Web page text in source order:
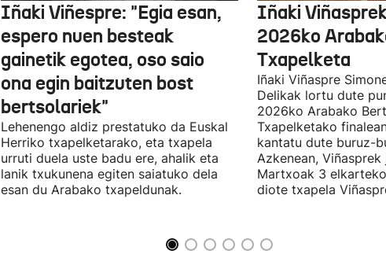
Iñaki Viñespre: "Egia esan,
espero nuen besteak
gainetik egotea, oso saio
ona egin baitzuten bost
bertsolariek"
Lehenengo aldiz prestatuko da Euskal
Herriko txapelketarako, eta txapela
urruti duela uste badu ere, ahalik eta
lanik txukunena egiten saiatuko dela
esan du Arabako txapeldunak.
Iñaki
2026ko
Txapelketa
Iñaki Viñaspre
Delikak lortu dute
2026ko Arabako
Txapelketako
kantatu dute buruz-
Azkenean,
Martxoak 3
diote txapela